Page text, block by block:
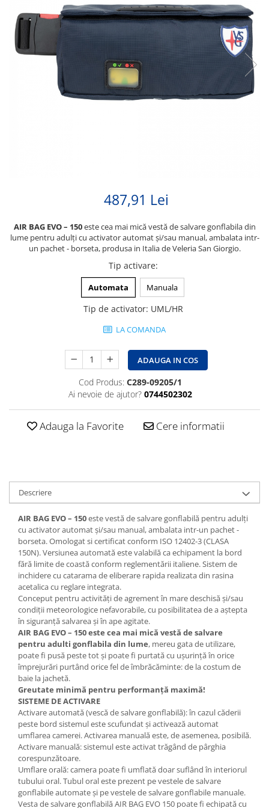
487,91 Lei
AIR BAG EVO – 150este cea mai mică vestă de salvare gonflabila din
lume pentru adulți cu activator automat și/sau manual, ambalata intr-
un pachet - borseta, produsa in Italia de Veleria San Giorgio.
Tip activare:
Automata Manuala
Tip de activator: UML/HR
LA COMANDA
ADAUGA IN COS
Cod Produs: C289-09205/1
Ai nevoie de ajutor? 0744502302
Adauga la Favorite Cere informatii
Descriere
AIR BAG EVO – 150este vestă de salvare gonflabilă pentru adulți
cu activator automat și/sau manual, ambalata intr-un pachet -
borseta. Omologat si certificat conform ISO 12402-3 (CLASA
150N). Versiunea automată este valabilă ca echipament la bord
fără limite de coastă conform reglementării italiene. Sistem de
inchidere cu catarama de eliberare rapida realizata din rasina
acetalica cu reglare integrata.
Conceput pentru activități de agrement în mare deschisă și/sau
condiții meteorologice nefavorabile, cu posibilitatea de a aștepta
în siguranță salvarea și în ape agitate.
AIR BAG EVO – 150este cea mai mică vestă de salvare
pentru adulti gonflabila din lume, mereu gata de utilizare,
poate fi pusă peste tot și poate fi purtată cu ușurință în orice
împrejurări purtând orice fel de îmbrăcăminte: de la costum de
baie la jachetă.
Greutate minimă pentru performanță maximă!
SISTEME DE ACTIVARE
Activare automată (vescă de salvare gonflabilă): în cazul căderii
peste bord sistemul este scufundat și activează automat
umflarea camerei. Activarea manuală este, de asemenea, posibilă.
Activare manuală: sistemul este activat trăgând de pârghia
corespunzătoare.
Umflare orală: camera poate fi umflată doar suflând în interiorul
tubului oral. Tubul oral este prezent pe vestele de salvare
gonflabile automate și pe vestele de salvare gonflabile manuale.
Vesta de salvare gonflabilă AIR BAG EVO 150 poate fi echipată cu